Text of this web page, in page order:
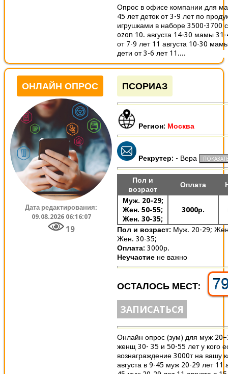
Опрос в офисе компании для
45 лет деток от 3-9 лет по
игрушками в наборе 3500-3700
ozon 10. августа 14-30 мамы 31-
от 7-9 лет 11 августа 10-30
дети от 3-6 лет 11....
ОНЛАЙН ОПРОС
Дата редактирования:
09.08.2026 06:16:07
19
ПСОРИАЗ
Регион: Москва
Рекрутер: - Вера
Пол и
возраст
Оплата
Муж. 20-29;
Жен. 50-55;
Жен. 30-35;
3000р.
Пол и возраст: Муж. 20-29;
Жен. 30-35;
Оплата: 3000р.
Неучастие не важно
ОСТАЛОСЬ МЕСТ:
ЗАПИСАТЬСЯ
Онлайн опрос (зум) для муж
женщ 30- 35 и 50-55 лет у кого
вознаграждение 3000т на вашу
августа в 9-45 муж 20-29 лет 11